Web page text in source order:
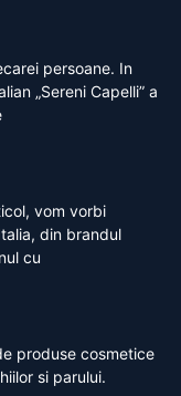
persoane. In
„Sereni Capelli” a
vom vorbi
din brandul
cu
produse cosmetice
si parului.